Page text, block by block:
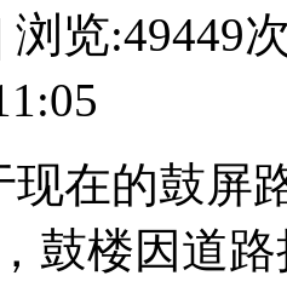
浏览:49449
现在的鼓屏
鼓楼因道